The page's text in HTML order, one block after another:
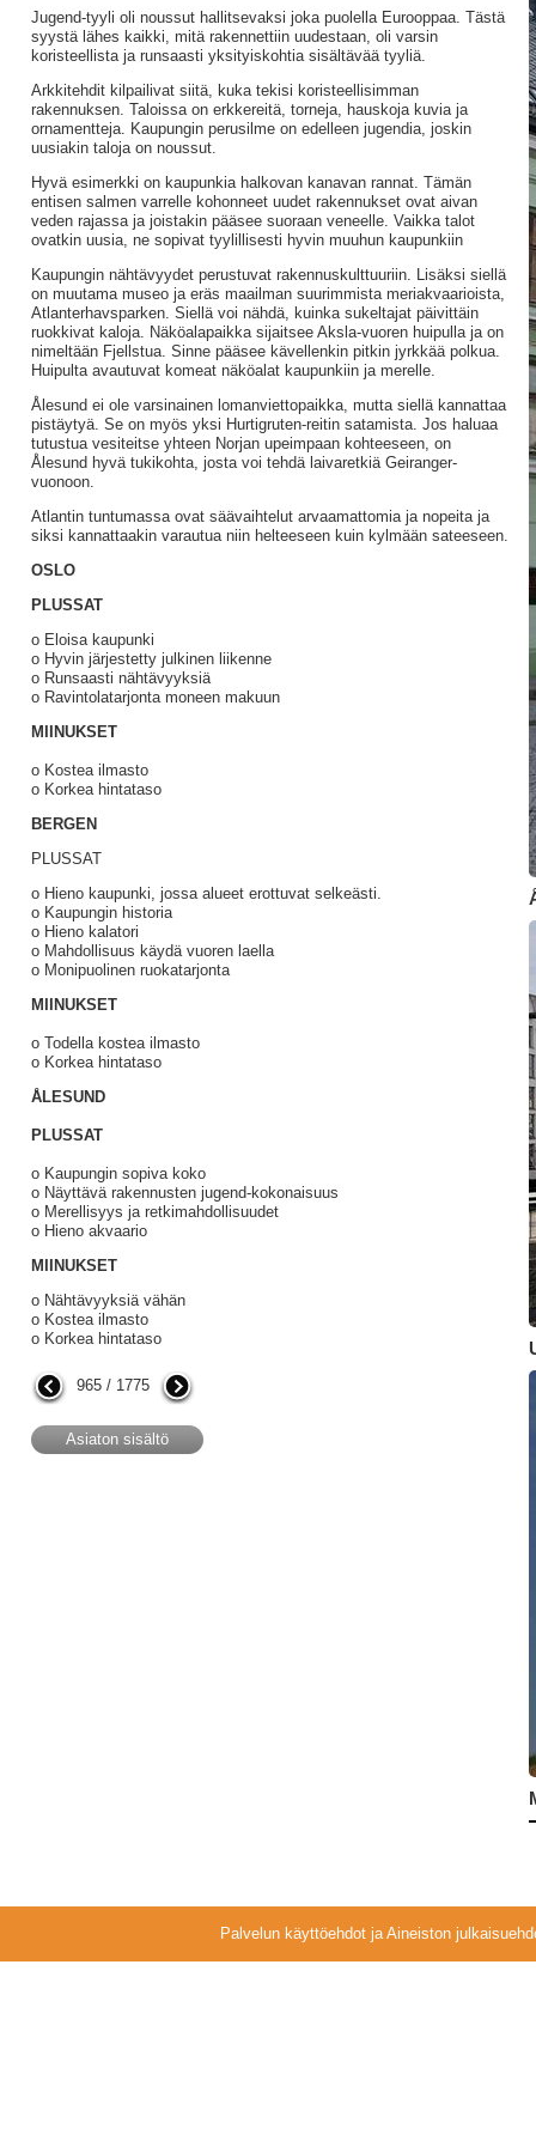
Jugend-tyyli oli noussut hallitsevaksi joka puolella Eurooppaa. Tästä
syystä lähes kaikki, mitä rakennettiin uudestaan, oli varsin
koristeellista ja runsaasti yksityiskohtia sisältävää tyyliä.
Arkkitehdit kilpailivat siitä, kuka tekisi koristeellisimman
rakennuksen. Taloissa on erkkereitä, torneja, hauskoja kuvia ja
ornamentteja. Kaupungin perusilme on edelleen jugendia, joskin
uusiakin taloja on noussut.
Hyvä esimerkki on kaupunkia halkovan kanavan rannat. Tämän
entisen salmen varrelle kohonneet uudet rakennukset ovat aivan
veden rajassa ja joistakin pääsee suoraan veneelle. Vaikka talot
ovatkin uusia, ne sopivat tyylillisesti hyvin muuhun kaupunkiin
Kaupungin nähtävyydet perustuvat rakennuskulttuuriin. Lisäksi siellä
on muutama museo ja eräs maailman suurimmista meriakvaarioista,
Atlanterhavsparken. Siellä voi nähdä, kuinka sukeltajat päivittäin
ruokkivat kaloja. Näköalapaikka sijaitsee Aksla-vuoren huipulla ja on
nimeltään Fjellstua. Sinne pääsee kävellenkin pitkin jyrkkää polkua.
Huipulta avautuvat komeat näköalat kaupunkiin ja merelle.
Ålesund ei ole varsinainen lomanviettopaikka, mutta siellä kannattaa
pistäytyä. Se on myös yksi Hurtigruten-reitin satamista. Jos haluaa
tutustua vesiteitse yhteen Norjan upeimpaan kohteeseen, on
Ålesund hyvä tukikohta, josta voi tehdä laivaretkiä Geiranger-
vuonoon.
Atlantin tuntumassa ovat säävaihtelut arvaamattomia ja nopeita ja
siksi kannattaakin varautua niin helteeseen kuin kylmään sateeseen.
OSLO
PLUSSAT
o Eloisa kaupunki
o Hyvin järjestetty julkinen liikenne
o Runsaasti nähtävyyksiä
o Ravintolatarjonta moneen makuun
MIINUKSET
o Kostea ilmasto
o Korkea hintataso
BERGEN
PLUSSAT
o Hieno kaupunki, jossa alueet erottuvat selkeästi.
o Kaupungin historia
o Hieno kalatori
o Mahdollisuus käydä vuoren laella
o Monipuolinen ruokatarjonta
MIINUKSET
o Todella kostea ilmasto
o Korkea hintataso
ÅLESUND
PLUSSAT
o Kaupungin sopiva koko
o Näyttävä rakennusten jugend-kokonaisuus
o Merellisyys ja retkimahdollisuudet
o Hieno akvaario
MIINUKSET
o Nähtävyyksiä vähän
o Kostea ilmasto
o Korkea hintataso
965 / 1775
Asiaton sisältö
Palvelun käyttöehdot ja Aineiston